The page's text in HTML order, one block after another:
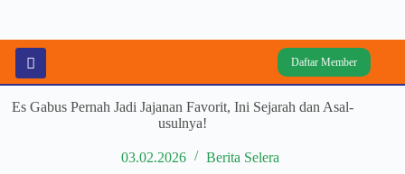
Daftar Member
Es Gabus Pernah Jadi Jajanan Favorit, Ini Sejarah dan Asal-
usulnya!
03.02.2026 Berita Selera